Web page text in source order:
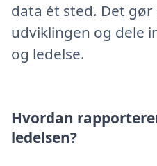
data ét sted. Det
udviklingen og dele
og ledelse.
Hvordan
ledelsen?